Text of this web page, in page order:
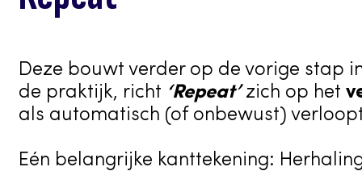
Deze bouwt verder op de vorige stap
de praktijk, richt ‘Repeat’zich op het
als automatisch (of onbewust)
Eén belangrijke kanttekening: